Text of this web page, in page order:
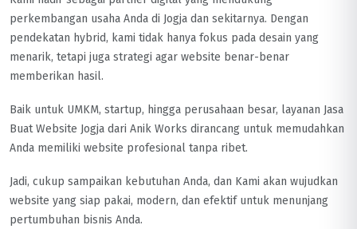
perkembangan usaha Anda di Jogja dan sekitarnya. Dengan
pendekatan hybrid, kami tidak hanya fokus pada desain yang
menarik, tetapi juga strategi agar website benar-benar
memberikan hasil.
Baik untuk UMKM, startup, hingga perusahaan besar, layanan Jasa
Buat Website Jogja dari Anik Works dirancang untuk memudahkan
Anda memiliki website profesional tanpa ribet.
Jadi, cukup sampaikan kebutuhan Anda, dan Kami akan wujudkan
website yang siap pakai, modern, dan efektif untuk menunjang
pertumbuhan bisnis Anda.